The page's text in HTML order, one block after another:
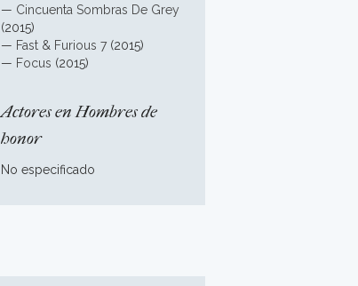
— Cincuenta Sombras De Grey
(2015)
— Fast & Furious 7 (2015)
— Focus (2015)
Actores en Hombres de
honor
No especificado